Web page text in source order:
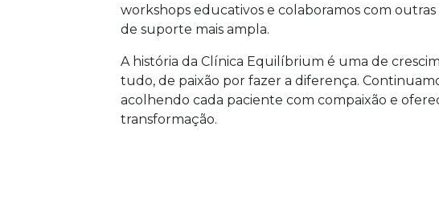
workshops educativos e colaboramos com
de suporte mais ampla.
A história da Clínica Equilíbrium é uma de
tudo, de paixão por fazer a diferença.
acolhendo cada paciente com compaixão e
transformação.